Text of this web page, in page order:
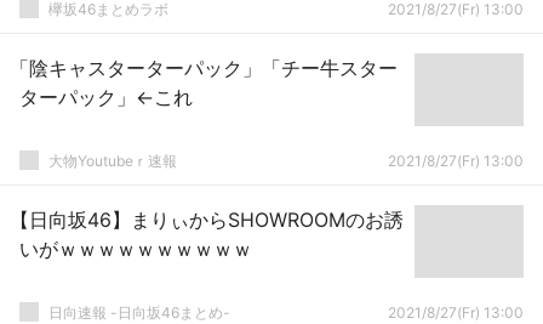
欅坂46まとめラボ 2021/8/27(Fr) 13:00
「陰キャスターターパック」「チー牛スター
ターパック」←これ
大物Youtubeｒ速報 2021/8/27(Fr) 13:00
【日向坂46】まりぃからSHOWROOMのお誘
いがｗｗｗｗｗｗｗｗｗｗ
日向速報 -日向坂46まとめ- 2021/8/27(Fr) 13:00